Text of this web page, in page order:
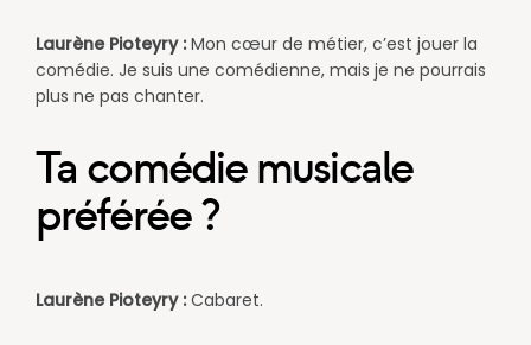
Laurène Pioteyry :Mon cœur de métier, c’est jouer la
comédie. Je suis une comédienne, mais je ne pourrais
plus ne pas chanter.​
Ta comédie musicale
préférée ?
Laurène Pioteyry :Cabaret.